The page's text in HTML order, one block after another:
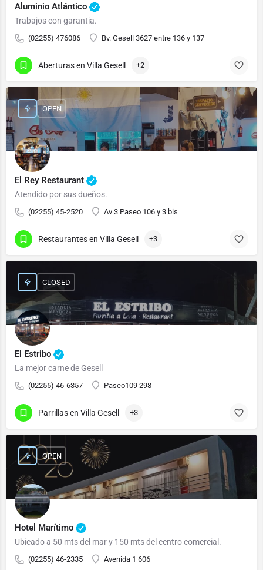
Aluminio Atlántico
Trabajos con garantia.
(02255) 476086 Bv. Gesell 3627 entre 136 y 137
Aberturas en Villa Gesell +2
El Rey Restaurant
Atendido por sus dueños.
(02255) 45-2520 Av 3 Paseo 106 y 3 bis
OPEN
Restaurantes en Villa Gesell +3
El Estribo
La mejor carne de Gesell
(02255) 46-6357 Paseo109 298
CLOSED
Parrillas en Villa Gesell +3
Hotel Marítimo
Ubicado a 50 mts del mar y 150 mts del centro comercial.
(02255) 46-2335 Avenida 1 606
OPEN